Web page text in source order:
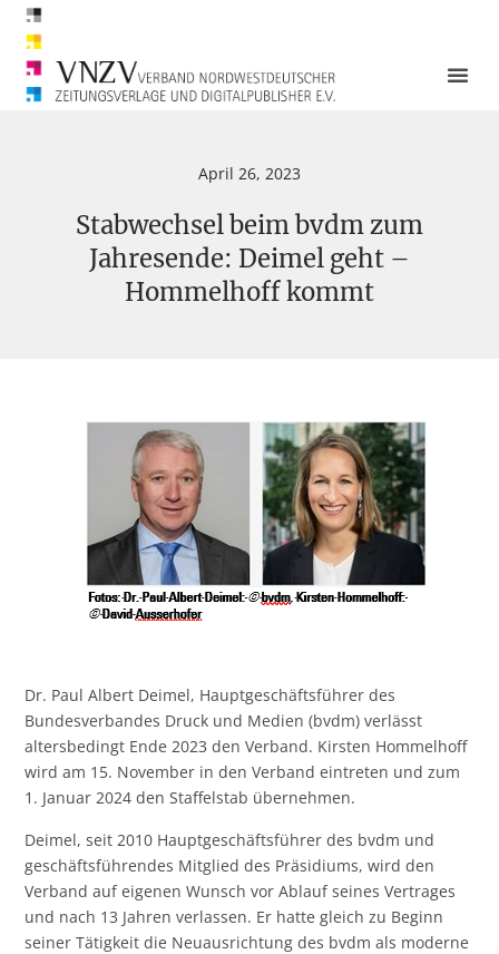
April 26, 2023
Stabwechsel beim bvdm zum
Jahresende: Deimel geht –
Hommelhoff kommt
Dr. Paul Albert Deimel, Hauptgeschäftsführer des
Bundesverbandes Druck und Medien (bvdm) verlässt
altersbedingt Ende 2023 den Verband. Kirsten Hommelhoff
wird am 15. November in den Verband eintreten und zum
1. Januar 2024 den Staffelstab übernehmen.
Deimel, seit 2010 Hauptgeschäftsführer des bvdm und
geschäftsführendes Mitglied des Präsidiums, wird den
Verband auf eigenen Wunsch vor Ablauf seines Vertrages
und nach 13 Jahren verlassen. Er hatte gleich zu Beginn
seiner Tätigkeit die Neuausrichtung des bvdm als moderne